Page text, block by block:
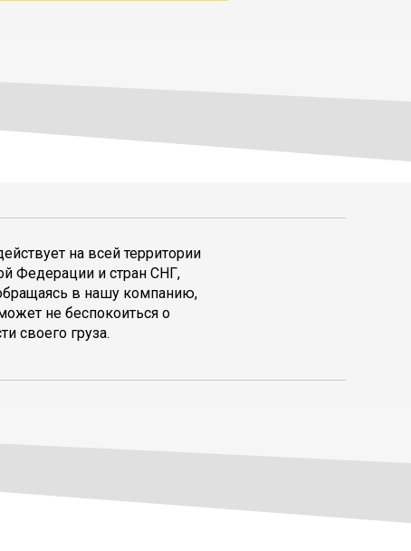
на всей территории
Федерации и стран СНГ,
в нашу компанию,
не беспокоиться о
своего груза.